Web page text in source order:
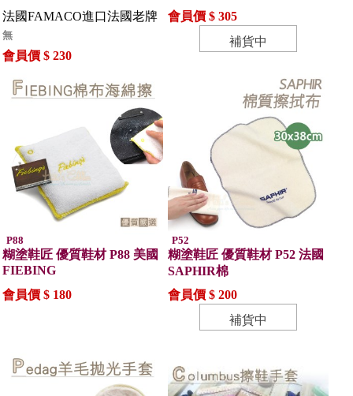
法國FAMACO進口法國老牌
無
會員價 $ 230
會員價 $ 305
補貨中
P88
糊塗鞋匠 優質鞋材 P88 美國
FIEBING
會員價 $ 180
P52
糊塗鞋匠 優質鞋材 P52 法國
SAPHIR棉
會員價 $ 200
補貨中